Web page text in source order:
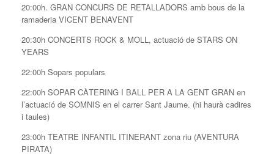
20:00h. GRAN CONCURS DE RETALLADORS amb bous de la
ramaderia VICENT BENAVENT
20:30h CONCERTS ROCK & MOLL, actuació de STARS ON
YEARS
22:00h Sopars populars
22:00h SOPAR CÀTERING I BALL PER A LA GENT GRAN en
l’actuació de SOMNIS en el carrer Sant Jaume. (hi haurà cadires
i taules)
23:00h TEATRE INFANTIL ITINERANT zona riu (AVENTURA
PIRATA)